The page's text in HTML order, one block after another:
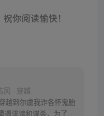
你阅读愉快！
风 · 穿越
越到尔虞我诈各怀鬼胎
遇诽谤和谋杀，为了生